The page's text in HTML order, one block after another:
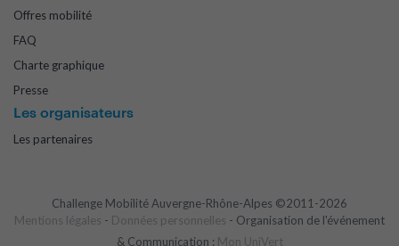
Offres mobilité
FAQ
Charte graphique
Presse
Les organisateurs
Les partenaires
Challenge Mobilité Auvergne-Rhône-Alpes ©2011-2026
Mentions légales - Données personnelles - Organisation de l'événement
& Communication : Mon UniVert